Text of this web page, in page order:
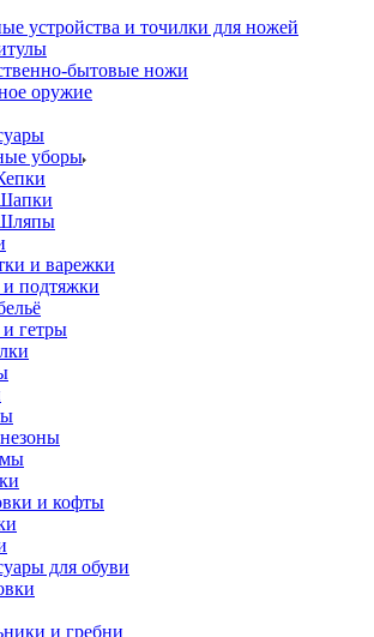
устройства и точилки для ножей
бытовые ножи
оружие
уборы
и варежки
подтяжки
гетры
и кофты
для обуви
и гребни